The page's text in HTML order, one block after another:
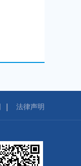
法律声明